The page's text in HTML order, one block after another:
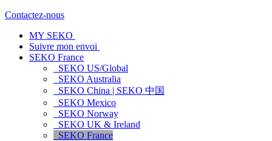
Contactez-nous
MY SEKO
Suivre mon envoi
SEKO France
SEKO US/Global
SEKO Australia
SEKO China | SEKO 中国
SEKO Mexico
SEKO Norway
SEKO UK & Ireland
SEKO France